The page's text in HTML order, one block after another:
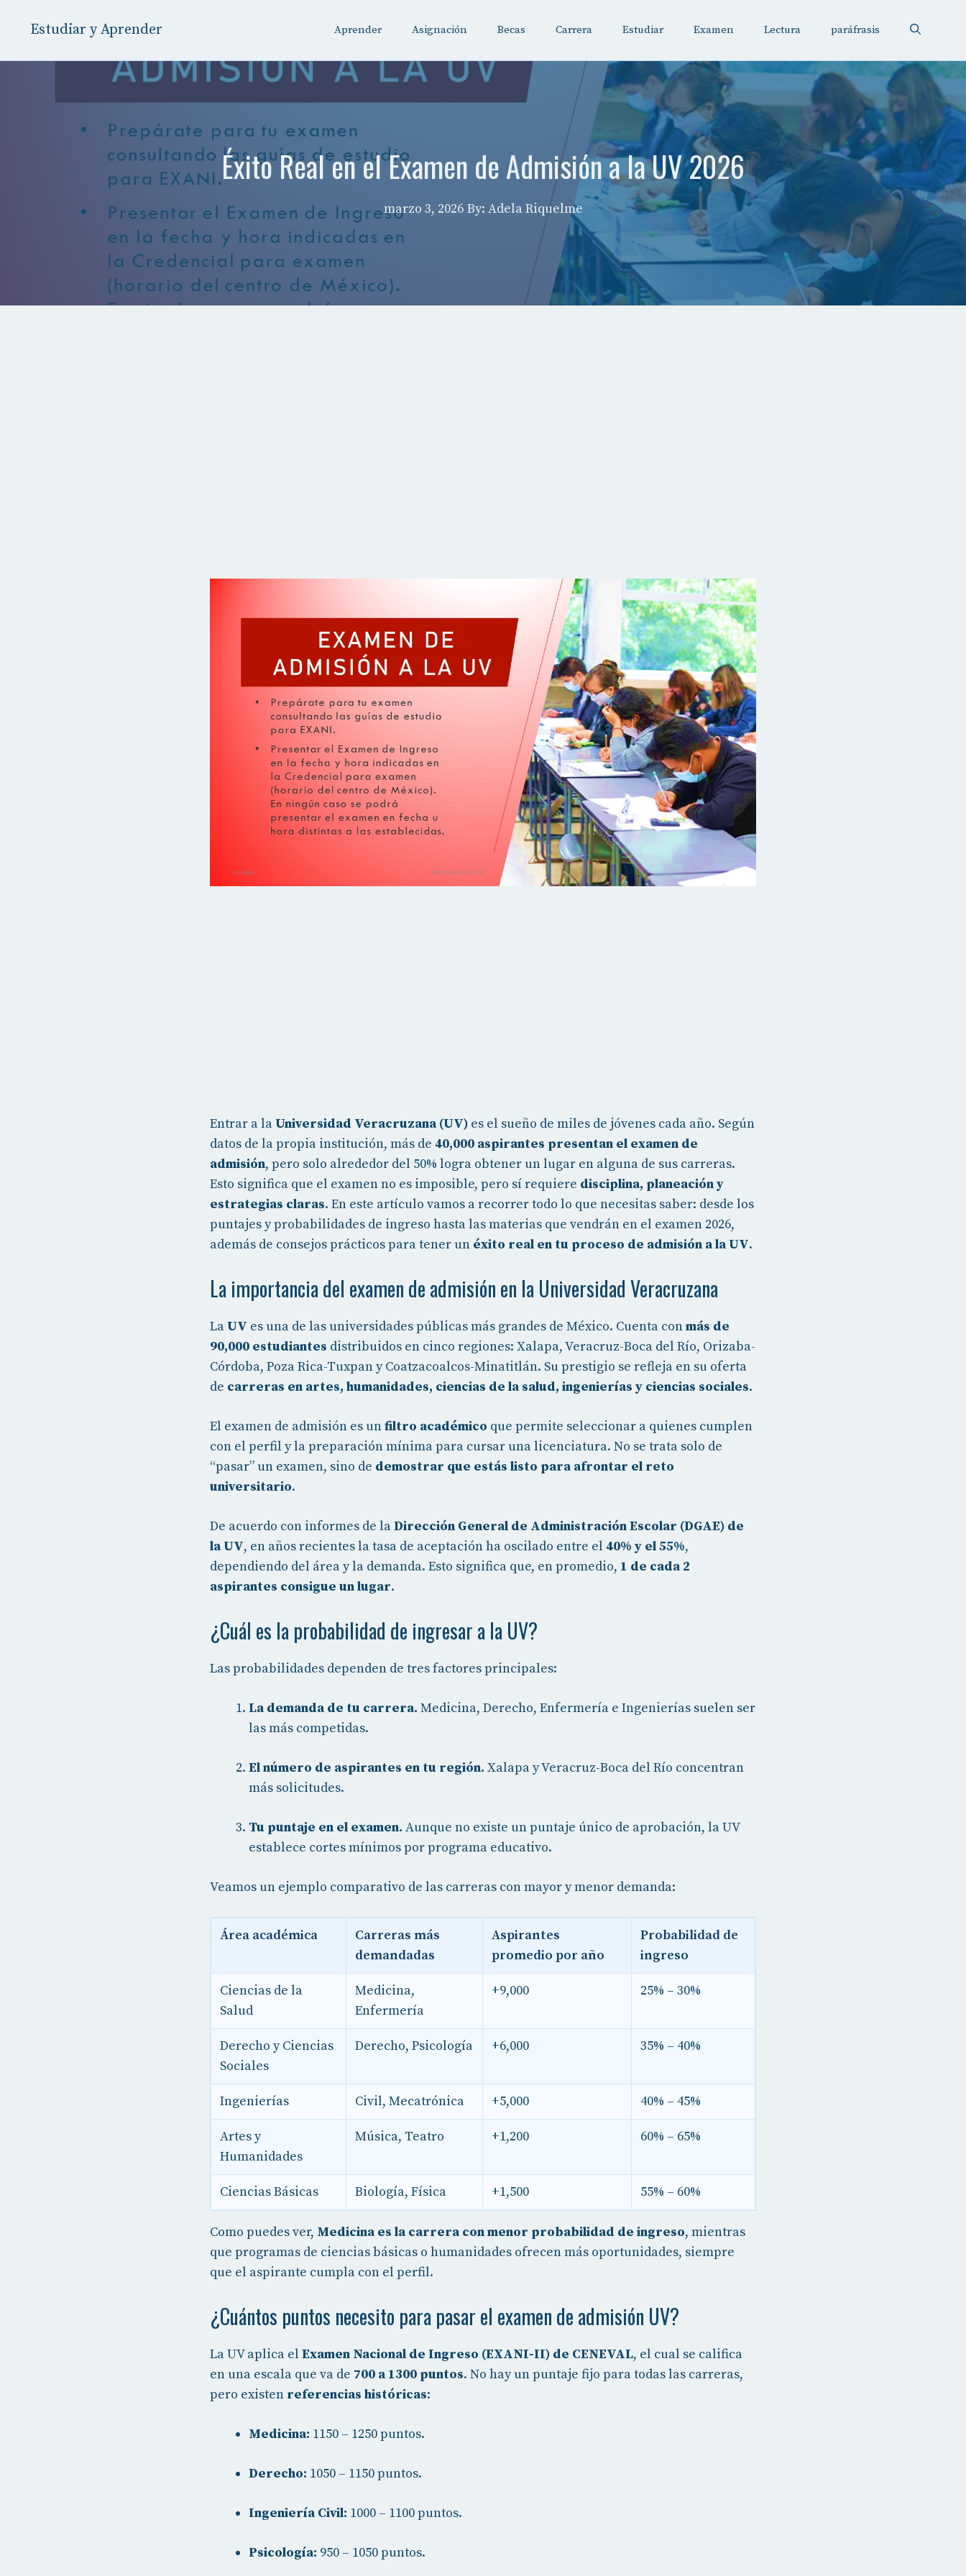
Estudiar y Aprender Aprender Asignación Becas Carrera Estudiar Examen Lectura paráfrasis
Éxito Real en el Examen de Admisión a la UV 2026
marzo 3, 2026 By: Adela Riquelme
Entrar a la Universidad Veracruzana (UV) es el sueño de miles de jóvenes cada año. Según
datos de la propia institución, más de 40,000 aspirantes presentan el examen de
admisión, pero solo alrededor del 50% logra obtener un lugar en alguna de sus carreras.
Esto significa que el examen no es imposible, pero sí requiere disciplina, planeación y
estrategias claras. En este artículo vamos a recorrer todo lo que necesitas saber: desde los
puntajes y probabilidades de ingreso hasta las materias que vendrán en el examen 2026,
además de consejos prácticos para tener un éxito real en tu proceso de admisión a la UV.
La importancia del examen de admisión en la Universidad Veracruzana
La UV es una de las universidades públicas más grandes de México. Cuenta conmás de
90,000 estudiantes distribuidos en cinco regiones: Xalapa, Veracruz-Boca del Río, Orizaba-
Córdoba, Poza Rica-Tuxpan y Coatzacoalcos-Minatitlán. Su prestigio se refleja en su oferta
de carreras en artes, humanidades, ciencias de la salud, ingenierías y ciencias sociales.
El examen de admisión es unfiltro académico que permite seleccionar a quienes cumplen
con el perfil y la preparación mínima para cursar una licenciatura. No se trata solo de
“pasar” un examen, sino de demostrar que estás listo para afrontar el reto
universitario.
De acuerdo con informes de laDirección General de Administración Escolar (DGAE) de
la UV, en años recientes la tasa de aceptación ha oscilado entre el 40% y el 55%,
dependiendo del área y la demanda. Esto significa que, en promedio, 1 de cada 2
aspirantes consigue un lugar.
¿Cuál es la probabilidad de ingresar a la UV?
Las probabilidades dependen de tres factores principales:
La demanda de tu carrera. Medicina, Derecho, Enfermería e Ingenierías suelen ser
las más competidas.
El número de aspirantes en tu región. Xalapa y Veracruz-Boca del Río concentran
más solicitudes.
Tu puntaje en el examen. Aunque no existe un puntaje único de aprobación, la UV
establece cortes mínimos por programa educativo.
Veamos un ejemplo comparativo de las carreras con mayor y menor demanda:
Área académica
Carreras más
demandadas
Aspirantes
promedio por año
Probabilidad de
ingreso
Ciencias de la
Salud
Medicina,
Enfermería
+9,000 25% – 30%
Derecho y Ciencias
Sociales
Derecho, Psicología +6,000 35% – 40%
Ingenierías Civil, Mecatrónica +5,000 40% – 45%
Artes y
Humanidades
Música, Teatro +1,200 60% – 65%
Ciencias Básicas Biología, Física +1,500 55% – 60%
Como puedes ver, Medicina es la carrera con menor probabilidad de ingreso, mientras
que programas de ciencias básicas o humanidades ofrecen más oportunidades, siempre
que el aspirante cumpla con el perfil.
¿Cuántos puntos necesito para pasar el examen de admisión UV?
La UV aplica el Examen Nacional de Ingreso (EXANI-II) de CENEVAL, el cual se califica
en una escala que va de 700 a 1300 puntos. No hay un puntaje fijo para todas las carreras,
pero existen referencias históricas:
Medicina: 1150 – 1250 puntos.
Derecho: 1050 – 1150 puntos.
Ingeniería Civil: 1000 – 1100 puntos.
Psicología: 950 – 1050 puntos.